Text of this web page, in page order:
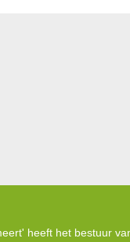
heeft het bestuur